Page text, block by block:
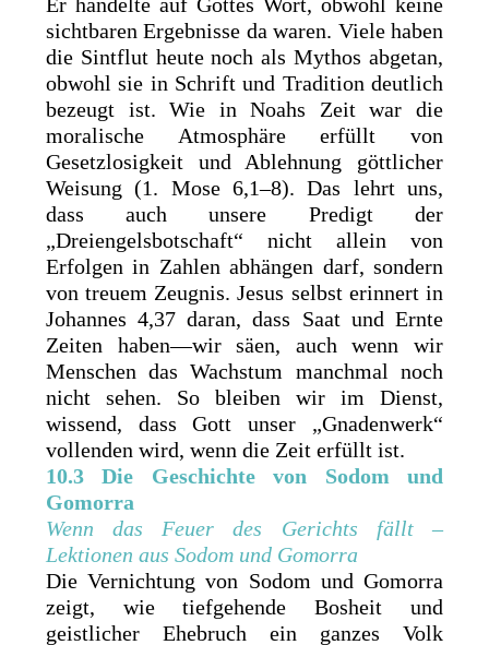
sichtbaren Ergebnisse da waren. Viele haben
die Sintflut heute noch als Mythos abgetan,
obwohl sie in Schrift und Tradition deutlich
bezeugt ist. Wie in Noahs Zeit war die
moralische Atmosphäre erfüllt von
Gesetzlosigkeit und Ablehnung göttlicher
Weisung (1. Mose 6,1–8). Das lehrt uns,
dass auch unsere Predigt der
„Dreiengelsbotschaft“ nicht allein von
Erfolgen in Zahlen abhängen darf, sondern
von treuem Zeugnis. Jesus selbst erinnert in
Johannes 4,37 daran, dass Saat und Ernte
Zeiten haben—wir säen, auch wenn wir
Menschen das Wachstum manchmal noch
nicht sehen. So bleiben wir im Dienst,
wissend, dass Gott unser „Gnadenwerk“
vollenden wird, wenn die Zeit erfüllt ist.
10.3 Die Geschichte von Sodom und
Gomorra
Wenn das Feuer des Gerichts fällt –
Lektionen aus Sodom und Gomorra
Die Vernichtung von Sodom und Gomorra
zeigt, wie tiefgehende Bosheit und
geistlicher Ehebruch ein ganzes Volk